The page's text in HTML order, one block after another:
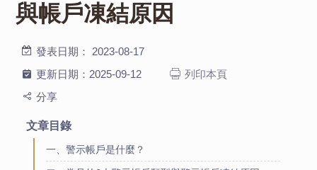
與帳戶凍結原因
發表日期： 2023-08-17
更新日期： 2025-09-12
列印本頁
分享
文章目錄
一、警示帳戶是什麼？